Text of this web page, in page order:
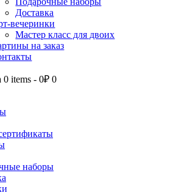
Доставка
вечеринки
Мастер класс для двоих
на заказ
0 items -0₽ 0
наборы